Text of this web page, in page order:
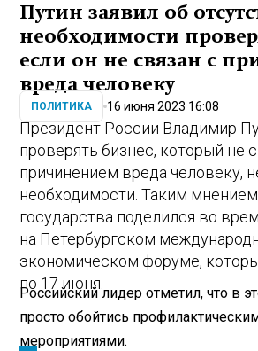
Путин заявил об
необходимости
если он не связан с
вреда человеку
ПОЛИТИКА 16 июня 2023 16:08
Президент России Владимир
проверять бизнес, который не
причинением вреда человеку,
необходимости. Таким мнением
государства поделился во
на Петербургском
экономическом форуме,
по 17 июня.
Российский лидер отметил, что в
просто обойтись
мероприятиями.